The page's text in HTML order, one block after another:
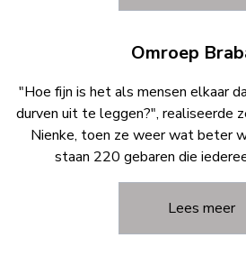
Omroep
"Hoe fijn is het als mensen elkaar
durven uit te leggen?", realiseerde
Nienke, toen ze weer wat beter
staan 220 gebaren die
Lees meer